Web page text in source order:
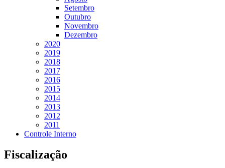
Setembro
Outubro
Novembro
Dezembro
2020
2019
2018
2017
2016
2015
2014
2013
2012
2011
Controle Interno
Fiscalização